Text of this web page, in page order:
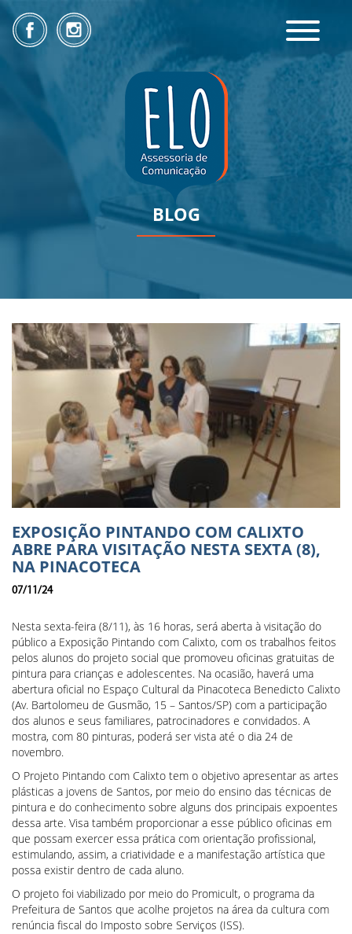
Toggle
BLOG
EXPOSIÇÃO PINTANDO COM CALIXTO
ABRE PARA VISITAÇÃO NESTA SEXTA (8),
NA PINACOTECA
07/11/24
Nesta sexta-feira (8/11), às 16 horas, será aberta à visitação do
público a Exposição Pintando com Calixto, com os trabalhos feitos
pelos alunos do projeto social que promoveu oficinas gratuitas de
pintura para crianças e adolescentes. Na ocasião, haverá uma
abertura oficial no Espaço Cultural da Pinacoteca Benedicto Calixto
(Av. Bartolomeu de Gusmão, 15 – Santos/SP) com a participação
dos alunos e seus familiares, patrocinadores e convidados. A
mostra, com 80 pinturas, poderá ser vista até o dia 24 de
novembro.
O Projeto Pintando com Calixto tem o objetivo apresentar as artes
plásticas a jovens de Santos, por meio do ensino das técnicas de
pintura e do conhecimento sobre alguns dos principais expoentes
dessa arte. Visa também proporcionar a esse público oficinas em
que possam exercer essa prática com orientação profissional,
estimulando, assim, a criatividade e a manifestação artística que
possa existir dentro de cada aluno.
O projeto foi viabilizado por meio do Promicult, o programa da
Prefeitura de Santos que acolhe projetos na área da cultura com
renúncia fiscal do Imposto sobre Serviços (ISS).